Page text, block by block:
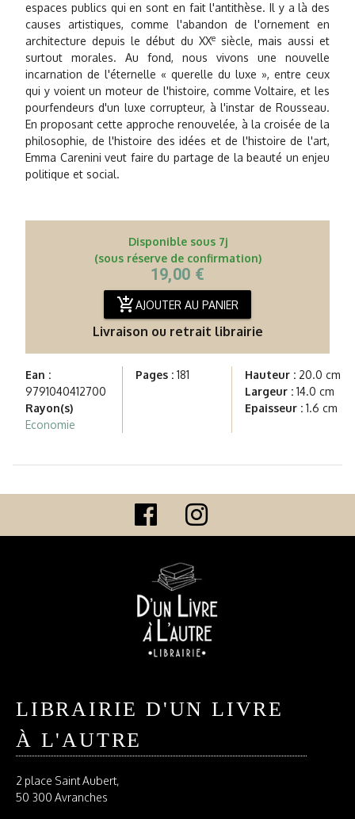
espaces publics qui en sont en fait l'antithèse. Il y a là des
causes artistiques, comme l'abandon de l'ornement en
architecture depuis le début du XXe siècle, mais aussi et
surtout morales. Au fond, nous vivons une nouvelle
incarnation de l'éternelle « querelle du luxe », entre ceux
qui y voient un moteur de l'histoire, comme Voltaire, et les
pourfendeurs d'un luxe corrupteur, à l'instar de Rousseau.
En proposant cette approche renouvelée, à la croisée de la
philosophie, de l'histoire des idées et de l'histoire de l'art,
Emma Carenini veut faire du partage de la beauté un enjeu
politique et social.
Disponible sous 7j
(sous réserve de confirmation)
19,00 €
add_shopping_cartAJOUTER AU PANIER
Livraison ou retrait librairie
Ean :
9791040412700
Rayon(s)
Economie
Pages :181 Hauteur : 20.0 cm
Largeur : 14.0 cm
Epaisseur : 1.6 cm
LIBRAIRIE D'UN LIVRE
À L'AUTRE
2 place Saint Aubert,
50 300 Avranches